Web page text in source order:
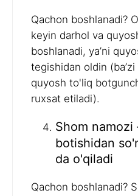
Qachon boshlanadi?
keyin darhol va
boshlanadi, ya’ni
tegishidan oldin (ba’zi
quyosh to'liq
ruxsat etiladi).
Shom
botishidan
da o'qiladi
Qachon boshlanadi?